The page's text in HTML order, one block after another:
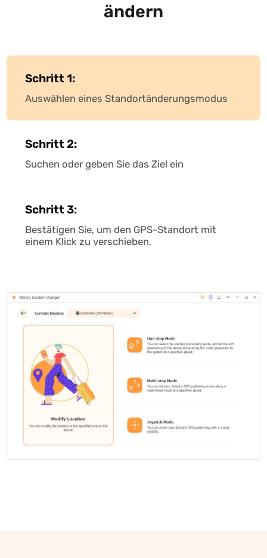
ändern
Schritt 1:
Auswählen eines Standortänderungsmodus
Schritt 2:
Suchen oder geben Sie das Ziel ein
Schritt 3:
Bestätigen Sie, um den GPS-Standort mit
einem Klick zu verschieben.